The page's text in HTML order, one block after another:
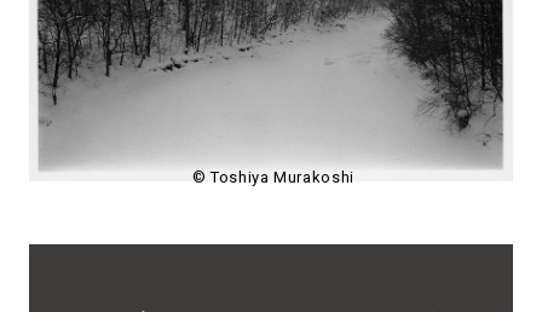
© Toshiya Murakoshi